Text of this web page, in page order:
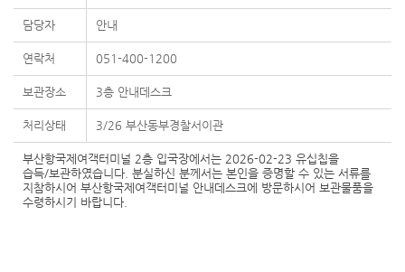
담당자 안내
연락처 051-400-1200
보관장소 3층 안내데스크
처리상태 3/26 부산동부경찰서이관
부산항국제여객터미널 2층 입국장에서는 2026-02-23 유십칩을
습득/보관하였습니다. 분실하신 분께서는 본인을 증명할 수 있는 서류를
지참하시어 부산항국제여객터미널 안내데스크에 방문하시어 보관물품을
수령하시기 바랍니다.